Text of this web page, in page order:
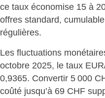
ce taux économise 15 à
offres standard,
régulières.
Les fluctuations
octobre 2025, le taux
0,9365. Convertir 5 000
coûté jusqu’à 69 CHF